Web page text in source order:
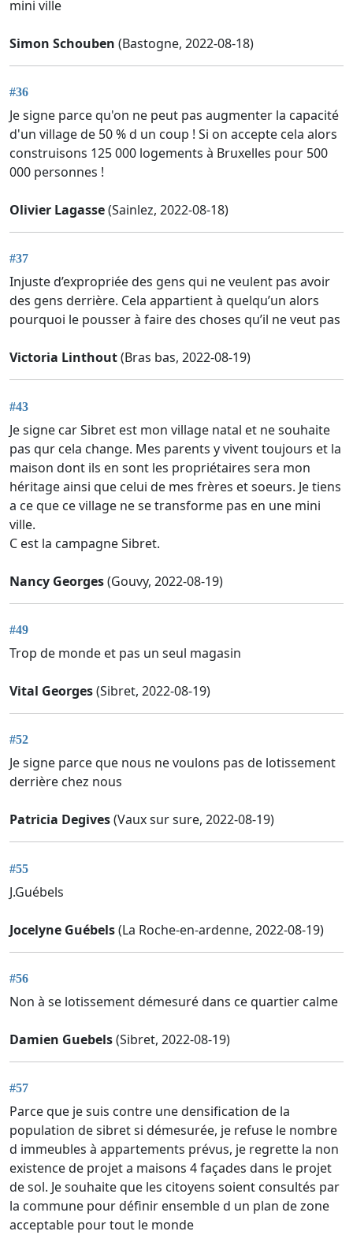
mini ville
Simon Schouben (Bastogne, 2022-08-18)
#36
Je signe parce qu'on ne peut pas augmenter la capacité
d'un village de 50 % d un coup ! Si on accepte cela alors
construisons 125 000 logements à Bruxelles pour 500
000 personnes !
Olivier Lagasse(Sainlez, 2022-08-18)
#37
Injuste d’expropriée des gens qui ne veulent pas avoir
des gens derrière. Cela appartient à quelqu’un alors
pourquoi le pousser à faire des choses qu’il ne veut pas
Victoria Linthout(Bras bas, 2022-08-19)
#43
Je signe car Sibret est mon village natal et ne souhaite
pas qur cela change. Mes parents y vivent toujours et la
maison dont ils en sont les propriétaires sera mon
héritage ainsi que celui de mes frères et soeurs. Je tiens
a ce que ce village ne se transforme pas en une mini
ville.
C est la campagne Sibret.
Nancy Georges(Gouvy, 2022-08-19)
#49
Trop de monde et pas un seul magasin
Vital Georges(Sibret, 2022-08-19)
#52
Je signe parce que nous ne voulons pas de lotissement
derrière chez nous
Patricia Degives(Vaux sur sure, 2022-08-19)
#55
J.Guébels
Jocelyne Guébels(La Roche-en-ardenne, 2022-08-19)
#56
Non à se lotissement démesuré dans ce quartier calme
Damien Guebels(Sibret, 2022-08-19)
#57
Parce que je suis contre une densification de la
population de sibret si démesurée, je refuse le nombre
d immeubles à appartements prévus, je regrette la non
existence de projet a maisons 4 façades dans le projet
de sol. Je souhaite que les citoyens soient consultés par
la commune pour définir ensemble d un plan de zone
acceptable pour tout le monde